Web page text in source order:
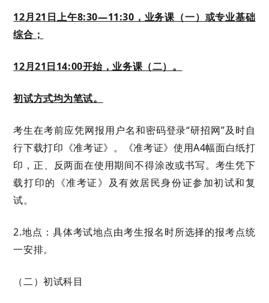
12月21日上午8:30—11:30，业务课（一）或专业基础
综合；
12月21日14:00开始，业务课（二）。
初试方式均为笔试。
考生在考前应凭网报用户名和密码登录“研招网”及时自
行下载打印《准考证》。《准考证》使用A4幅面白纸打
印，正、反两面在使用期间不得涂改或书写。考生凭下
载打印的《准考证》及有效居民身份证参加初试和复
试。
2.地点： 具体考试地点由考生报名时所选择的报考点统
一安排。
（二）初试科目